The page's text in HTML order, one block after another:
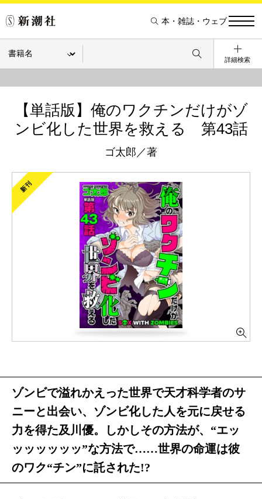
本・雑誌・ウェブ
詳細検索
【単話版】俺のワクチンだけがゾ
ンビ化した世界を救える 第43話
ゴ太郎／著
新刊
ゾンビで溢れかえった世界で天才科学者のサ
ニーと出会い、ゾンビ化した人を元に戻せる
力を得た及川優。しかしその方法が、“エッ
ッッッッッッ”な方法で……世界の命運は彼
のワク“チン”に託された!?